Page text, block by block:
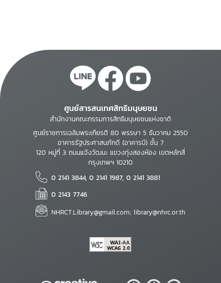
ศูนย์สารสนเทศสิทธิมนุษยชน
สำนักงานคณะกรรมการสิทธิมนุษยชนแห่งชาติ
ศูนย์ราชการเฉลิมพระเกียรติ 80 พรรษา 5 ธันวาคม 2550
อาคารรัฐประศาสนภักดี (อาคารบี) ชั้น 7
120 หมู่ที่ 3 ถนนแจ้งวัฒนะ แขวงทุ่งสองห้อง เขตหลักสี่
กรุงเทพฯ 10210
0 2141 3844, 0 2141 1987, 0 2141 3881
0 2143 7746
NHRCT.Library@gmail.com; library@nhrc.or.th